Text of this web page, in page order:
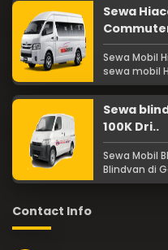
Sewa
Sewa Mobil
sewa mobil
Sewa
100K Dri..
Sewa Mobil
Blindvan di
Contact Info